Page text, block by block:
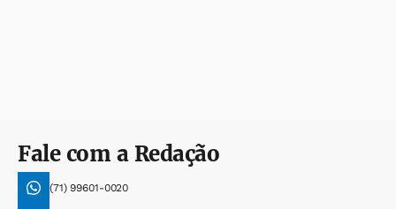
Fale com a Redação
(71) 99601-0020